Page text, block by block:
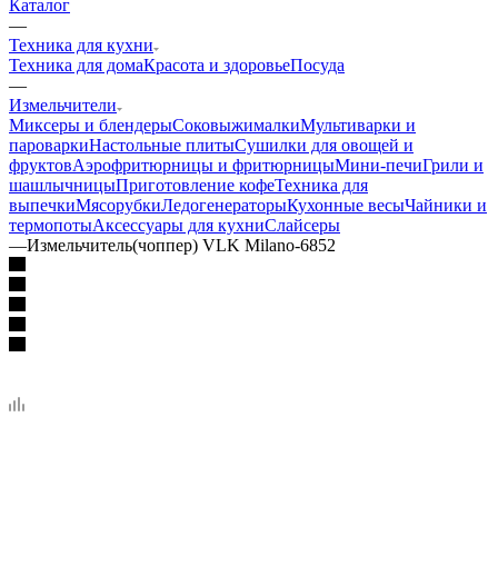
Каталог
—
Техника для кухни
Техника для домаКрасота и здоровьеПосуда
—
Измельчители
Миксеры и блендерыСоковыжималкиМультиварки и
пароваркиНастольные плитыСушилки для овощей и
фруктовАэрофритюрницы и фритюрницыМини-печиГрили и
шашлычницыПриготовление кофеТехника для
выпечкиМясорубкиЛедогенераторыКухонные весыЧайники и
термопотыАксессуары для кухниСлайсеры
—Измельчитель(чоппер) VLK Milano-6852